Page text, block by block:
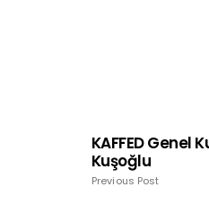
KAFFED Genel
Kuşoğlu
Previous Post